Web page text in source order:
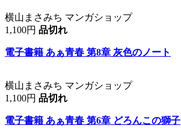
横山まさみち マンガショップ
1,100円 品切れ
電子書籍 あぁ青春 第8章 灰色のノート
横山まさみち マンガショップ
1,100円 品切れ
電子書籍 あぁ青春 第6章 どろんこの獅子